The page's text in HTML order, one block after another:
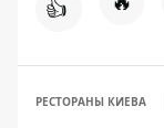
👍
РЕСТОРАНЫ КИЕВА